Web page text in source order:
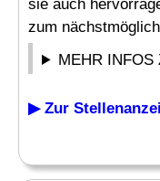
sie auch
zum
MEHR INFOS
▶ Zur